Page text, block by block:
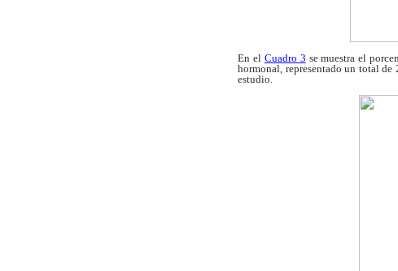
En el Cuadro 3 se muestra el
hormonal, representado un total
estudio.